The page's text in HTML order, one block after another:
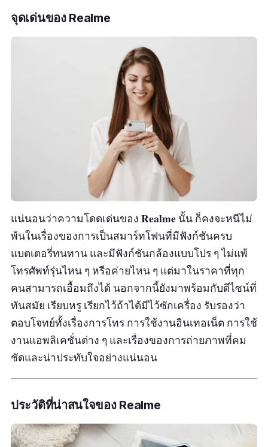
แบตอึด ชาร์ตไวและจอทัชสกรีนแบบกว้าง ๆ ต้อง
รีบตามหาRealme X2 ไปไว้ในครอบครองอย่างกัน
ส่วนในเรื่องของกล้องนั้น Realme X2 ก็ยังคง
มาตรฐานความละเอียดของกล้องเอาไว้ได้อย่างดี
โดยที่กล้องหลังมีความละเอียดสูงถึง 64 ล้านพิเซล
+ 8 ล้านพิเซล (Ultrawide) + 2 ล้านพิ
เซล(dedicated macro camera) + 2ล้านพิเซล
depth sensor (Quad Camera) และกล้องหน้าก็
ยังสามารถถ่ายได้ที่ความละเอียดถึง 32 ล้านพิเซล
จุดเด่นของ Realme
แน่นอนว่าความโดดเด่นของ Realme นั้น ก็คงจะหนีไม่
พ้นในเรื่องของการเป็นสมาร์ทโฟนที่มีฟังก์ชันครบ
แบตเตอรี่ทนทาน และมีฟังก์ชันกล้องแบบโปร ๆ ไม่แพ้
โทรศัพท์รุ่นไหน ๆ หรือค่ายไหน ๆ แต่มาในราคาที่ทุก
คนสามารถเอื้อมถึงได้ นอกจากนี้ยังมาพร้อมกับดีไซน์ที่
ทันสมัย เรียบหรู เรียกไว้ถ้าได้มีไว้ซักเครื่อง รับรองว่า
ตอบโจทย์ทั้งเรื่องการโทร การใช้งานอินเทอเน็ต การใช้
งานแอพลิเคชั่นต่าง ๆ และเรื่องของการถ่ายภาพที่คม
ชัดและน่าประทับใจอย่างแน่นอน
ประวัติที่น่าสนใจของ Realme